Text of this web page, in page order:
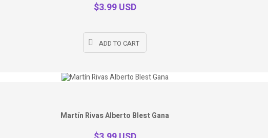
$3.99 USD
ADD TO CART
Martín Rivas Alberto Blest Gana